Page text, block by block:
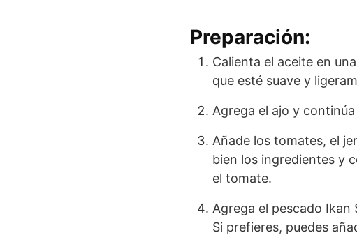
Preparación:
Calienta el aceite en
que esté suave y
Agrega el ajo y
Añade los tomates, el
bien los ingredientes y
el tomate.
Agrega el pescado Ikan
Si prefieres, puedes